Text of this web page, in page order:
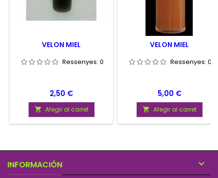
VELON MIEL
Ressenyes: 0
Preu
2,50 €
 Afegir al carret
VELON MIEL
Ressenyes: 0
Preu
5,00 €
 Afegir al carret
INFORMACIÓN 